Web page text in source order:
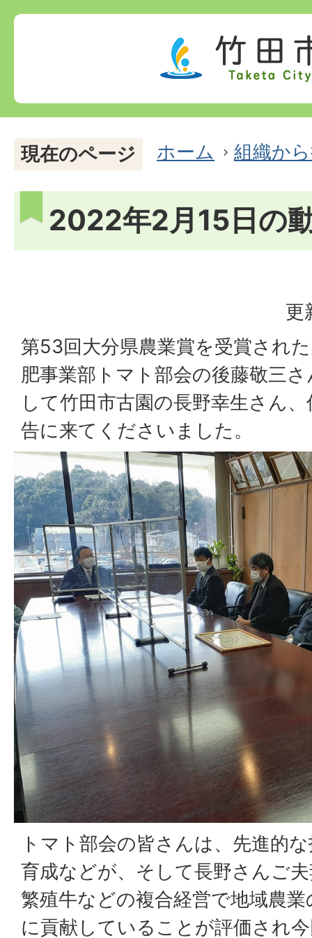
現在のページ ホーム 組織か
2022年2月15日の
更
第53回大分県農業賞を受賞され
肥事業部トマト部会の後藤敬三
して竹田市古園の長野幸生さん
告に来てくださいました。
トマト部会の皆さんは、先進的
育成などが、そして長野さんご
繁殖牛などの複合経営で地域農
に貢献していることが評価され